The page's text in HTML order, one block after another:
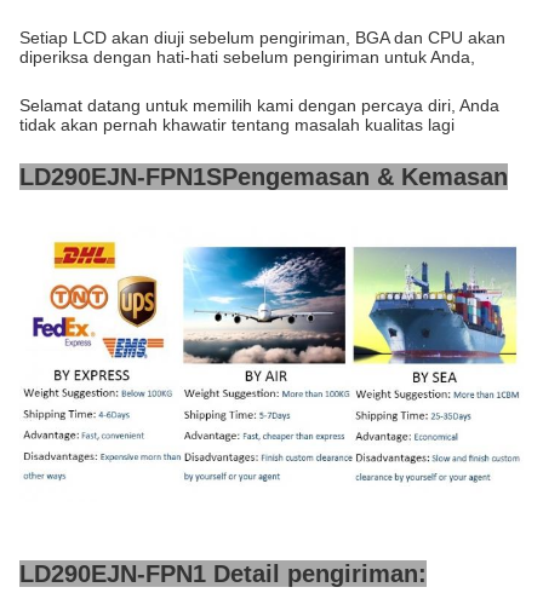
Setiap LCD akan diuji sebelum pengiriman, BGA dan CPU akan
diperiksa dengan hati-hati sebelum pengiriman untuk Anda,
Selamat datang untuk memilih kami dengan percaya diri, Anda
tidak akan pernah khawatir tentang masalah kualitas lagi
LD290EJN-FPN1SPengemasan & Kemasan
LD290EJN-FPN1 Detail pengiriman: